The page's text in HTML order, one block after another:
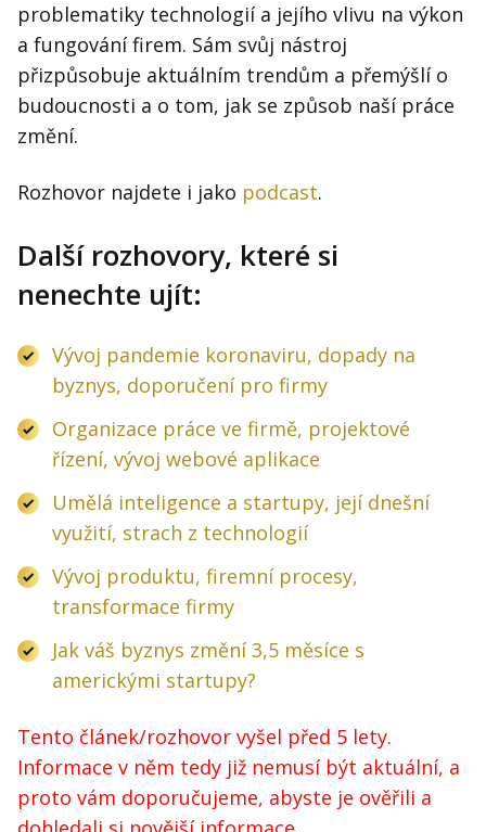
problematiky technologií a jejího vlivu na výkon
a fungování firem. Sám svůj nástroj
přizpůsobuje aktuálním trendům a přemýšlí o
budoucnosti a o tom, jak se způsob naší práce
změní.
Rozhovor najdete i jako podcast.
Další rozhovory, které si
nenechte ujít:
Vývoj pandemie koronaviru, dopady na
byznys, doporučení pro firmy
Organizace práce ve firmě, projektové
řízení, vývoj webové aplikace
Umělá inteligence a startupy, její dnešní
využití, strach z technologií
Vývoj produktu, firemní procesy,
transformace firmy
Jak váš byznys změní 3,5 měsíce s
americkými startupy?
Tento článek/rozhovor vyšel před 5 lety.
Informace v něm tedy již nemusí být aktuální, a
proto vám doporučujeme, abyste je ověřili a